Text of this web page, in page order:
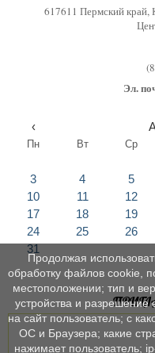
617611 Пермский край,
Эл.
‹
Пн Вт Ср
3
4 5
10
11 12
17
18 19
24
25 26
31
Продолжая
обработку файлов cookie,
местоположении; тип и
устройства и разрешение
на сайт пользователь; с
ОС и Браузера; какие
нажимает пользователь;